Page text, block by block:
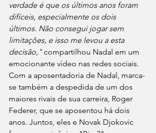
verdade é que os últimos anos foram
difíceis, especialmente os dois
últimos. Não consegui jogar sem
limitações, e isso me levou a esta
decisão," compartilhou Nadal em um
emocionante vídeo nas redes sociais.
Com a aposentadoria de Nadal, marca-
se também a despedida de um dos
maiores rivais de sua carreira, Roger
Federer, que se aposentou há dois
anos. Juntos, eles e Novak Djokovic